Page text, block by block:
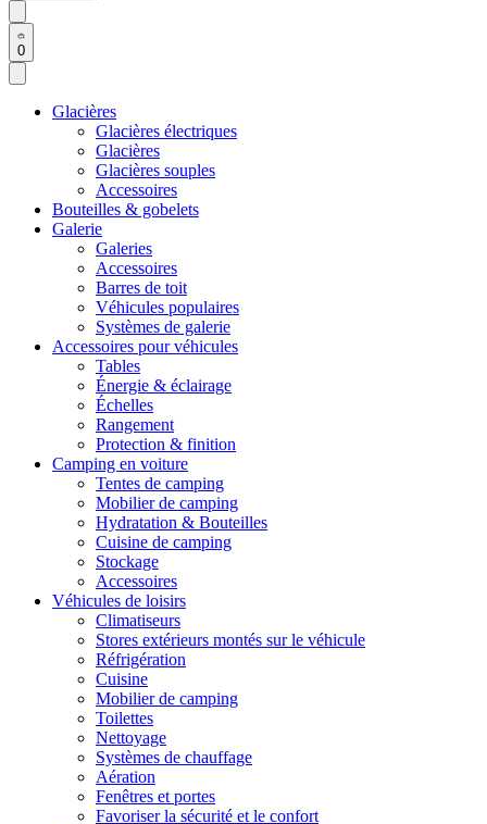
0
Glacières
Glacières électriques
Glacières
Glacières souples
Accessoires
Bouteilles & gobelets
Galerie
Galeries
Accessoires
Barres de toit
Véhicules populaires
Systèmes de galerie
Accessoires pour véhicules
Tables
Énergie & éclairage
Échelles
Rangement
Protection & finition
Camping en voiture
Tentes de camping
Mobilier de camping
Hydratation & Bouteilles
Cuisine de camping
Stockage
Accessoires
Véhicules de loisirs
Climatiseurs
Stores extérieurs montés sur le véhicule
Réfrigération
Cuisine
Mobilier de camping
Toilettes
Nettoyage
Systèmes de chauffage
Aération
Fenêtres et portes
Favoriser la sécurité et le confort